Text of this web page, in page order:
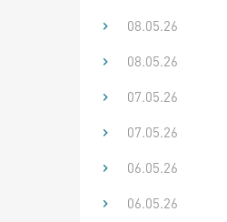
08.05.26
08.05.26
07.05.26
07.05.26
06.05.26
06.05.26